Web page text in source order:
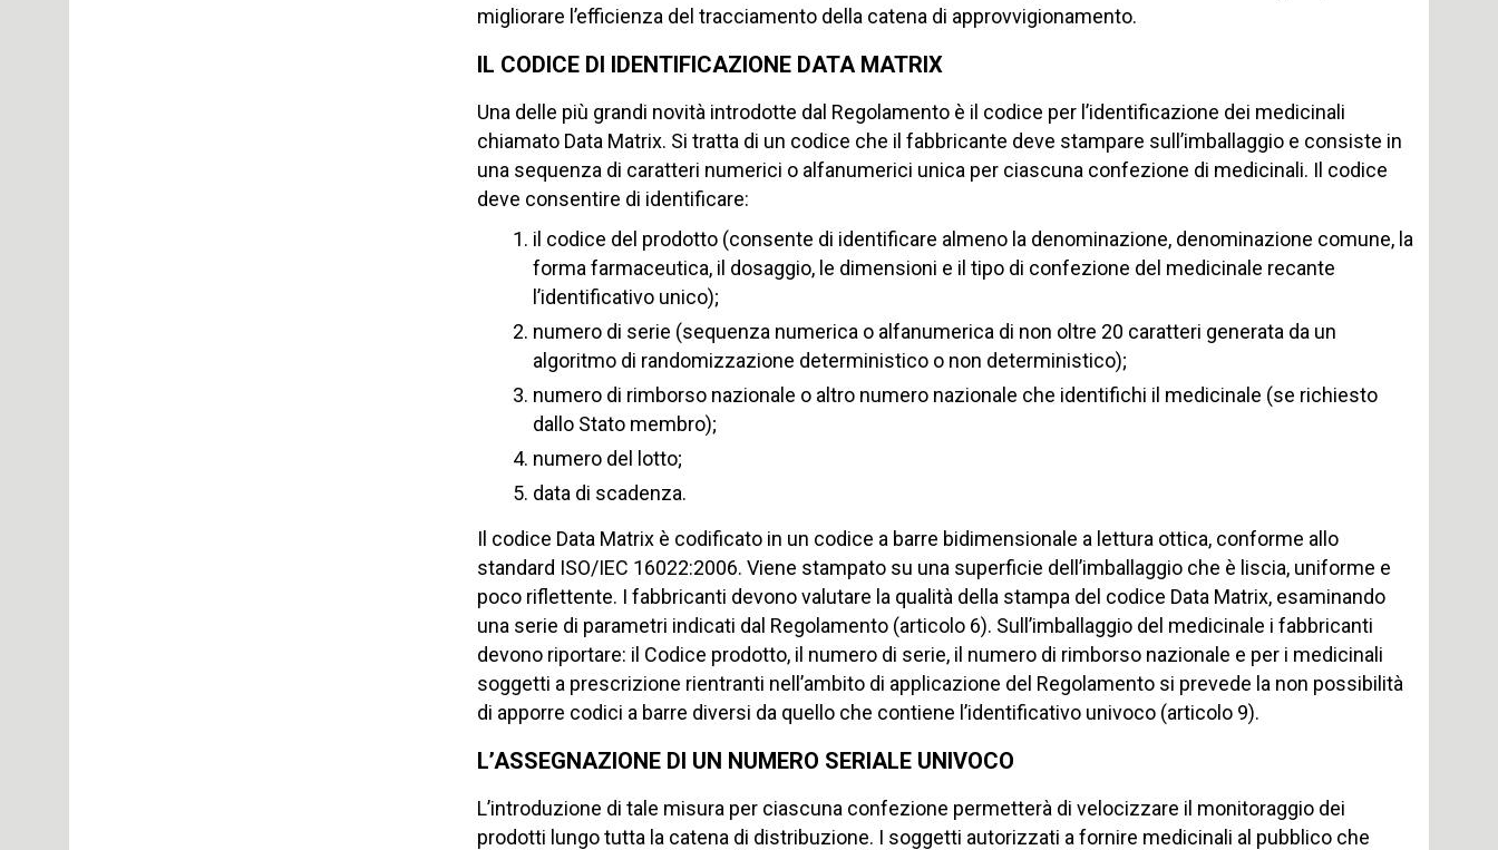
migliorare l’efficienza del tracciamento della catena di approvvigionamento.
IL CODICE DI IDENTIFICAZIONE DATA MATRIX
Una delle più grandi novità introdotte dal Regolamento è il codice per l’identificazione dei medicinali
chiamato Data Matrix. Si tratta di un codice che il fabbricante deve stampare sull’imballaggio e consiste in
una sequenza di caratteri numerici o alfanumerici unica per ciascuna confezione di medicinali. Il codice
deve consentire di identificare:
il codice del prodotto (consente di identificare almeno la denominazione, denominazione comune, la
forma farmaceutica, il dosaggio, le dimensioni e il tipo di confezione del medicinale recante
l’identificativo unico);
numero di serie (sequenza numerica o alfanumerica di non oltre 20 caratteri generata da un
algoritmo di randomizzazione deterministico o non deterministico);
numero di rimborso nazionale o altro numero nazionale che identifichi il medicinale (se richiesto
dallo Stato membro);
numero del lotto;
data di scadenza.
Il codice Data Matrix è codificato in un codice a barre bidimensionale a lettura ottica, conforme allo
standard ISO/IEC 16022:2006. Viene stampato su una superficie dell’imballaggio che è liscia, uniforme e
poco riflettente. I fabbricanti devono valutare la qualità della stampa del codice Data Matrix, esaminando
una serie di parametri indicati dal Regolamento (articolo 6). Sull’imballaggio del medicinale i fabbricanti
devono riportare: il Codice prodotto, il numero di serie, il numero di rimborso nazionale e per i medicinali
soggetti a prescrizione rientranti nell’ambito di applicazione del Regolamento si prevede la non possibilità
di apporre codici a barre diversi da quello che contiene l’identificativo univoco (articolo 9).
L’ASSEGNAZIONE DI UN NUMERO SERIALE UNIVOCO
L’introduzione di tale misura per ciascuna confezione permetterà di velocizzare il monitoraggio dei
prodotti lungo tutta la catena di distribuzione. I soggetti autorizzati a fornire medicinali al pubblico che